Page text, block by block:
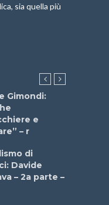
sia quella più
Gimondi:
e
– r
di
Davide
– 2a parte –